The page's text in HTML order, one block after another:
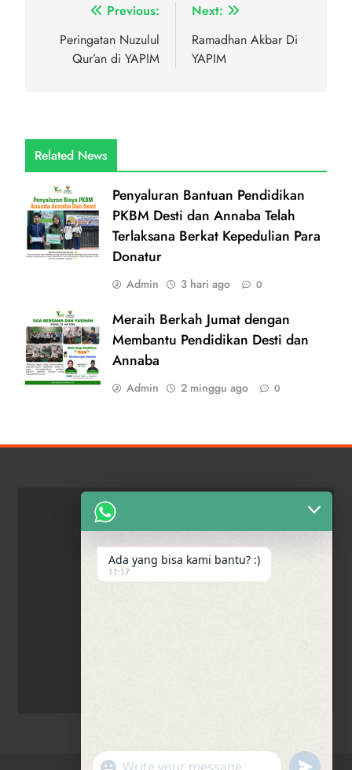
Navigasi
pos
Previous:
Peringatan Nuzulul
Qur’an di YAPIM
Next:
Ramadhan Akbar Di
YAPIM
Related News
Penyaluran Bantuan Pendidikan
PKBM Desti dan Annaba Telah
Terlaksana Berkat Kepedulian Para
Donatur
Admin 3 hari ago 0
Meraih Berkah Jumat dengan
Membantu Pendidikan Desti dan
Annaba
Admin 2 minggu ago 0
Ada yang bisa kami bantu? :)
11:17
"+chaty_settings.lang.emoji_picker+"